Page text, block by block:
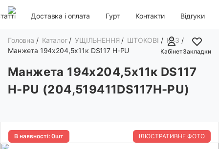
Доставка і оплата Гурт Контакти Відгуки
КабінетЗакладки
Головна / Каталог /УЩІЛЬНЕННЯ / ШТОКОВІ / K33 /
Манжета 194х204,5х11к DS117 H-PU
Манжета 194х204,5х11к DS117
H-PU (204,519411DS117H-PU)
В наявності: 0шт ІЛЮСТРАТИВНЕ ФОТО